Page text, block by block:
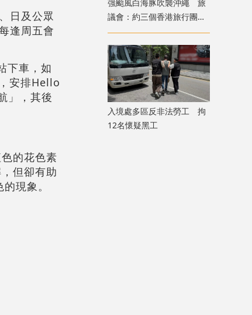
日及公眾
逢周五會
下車，如
安排Hello
」，其後
的花色素
但卻有助
現象。
強颱風白海豚吹襲沖繩 旅
議會：約三個香港旅行團在
當地全部安全
入境處多區反非法勞工 拘
12名懷疑黑工